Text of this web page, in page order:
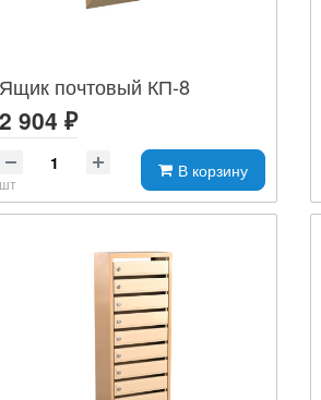
Ящик почтовый КП-8
2 904 ₽
шт
В корзину